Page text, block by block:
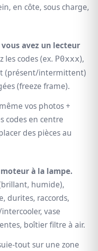
en côte, sous charge,
avez un lecteur
les codes (ex. P0xxx),
(présent/intermittent)
(freeze frame).
vos photos +
codes en centre
des pièces au
à la lampe.
humide),
durites, raccords,
vase
boîtier filtre à air.
tout sur une zone